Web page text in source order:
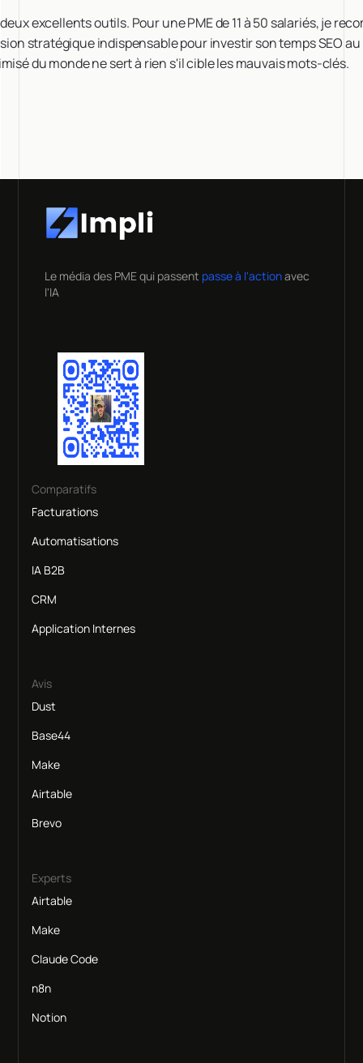
excellents outils. Pour une PME de 11 à 50 salariés, je
stratégique indispensable pour investir son temps SEO
du monde ne sert à rien s'il cible les mauvais mots-clés.
Le média des PME qui passent passe à l'actionavec
l'IA
Comparatifs
Facturations
Automatisations
IA B2B
CRM
Application Internes
Avis
Dust
Base44
Make
Airtable
Brevo
Experts
Airtable
Make
Claude Code
n8n
Notion